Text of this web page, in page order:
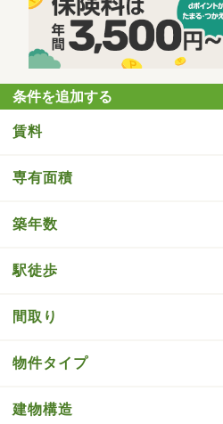
条件を追加する
賃料
専有面積
築年数
駅徒歩
間取り
物件タイプ
建物構造